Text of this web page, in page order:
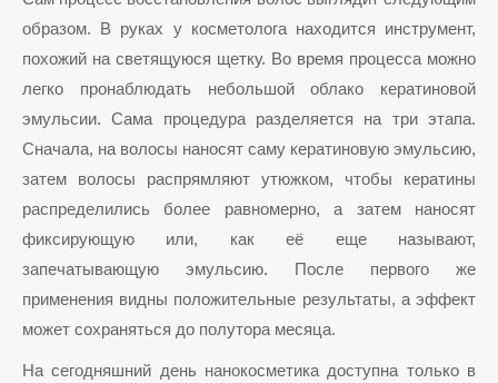
образом. В руках у косметолога находится инструмент,
похожий на светящуюся щетку. Во время процесса можно
легко пронаблюдать небольшой облако кератиновой
эмульсии. Сама процедура разделяется на три этапа.
Сначала, на волосы наносят саму кератиновую эмульсию,
затем волосы распрямляют утюжком, чтобы кератины
распределились более равномерно, а затем наносят
фиксирующую или, как её еще называют,
запечатывающую эмульсию. После первого же
применения видны положительные результаты, а эффект
может сохраняться до полутора месяца.
На сегодняшний день нанокосметика доступна только в